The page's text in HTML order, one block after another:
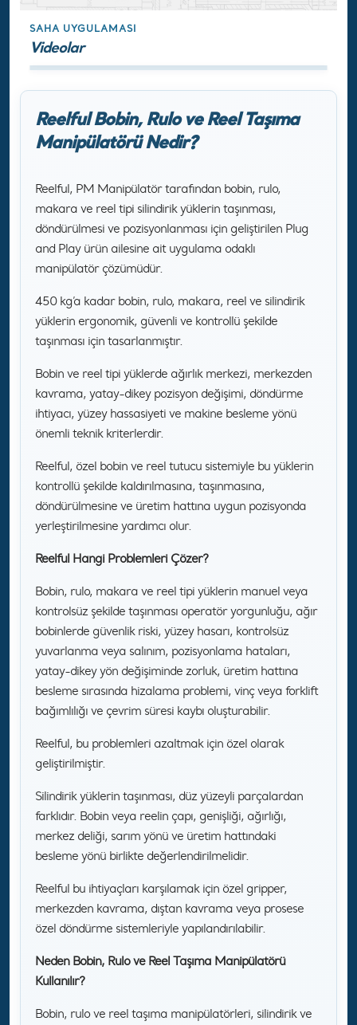
Reelful Bobin, Rulo ve Reel Taşıma
Manipülatörü Nedir?
Reelful, PM Manipülatör tarafından bobin, rulo,
makara ve reel tipi silindirik yüklerin taşınması,
döndürülmesi ve pozisyonlanması için geliştirilen Plug
and Play ürün ailesine ait uygulama odaklı
manipülatör çözümüdür.
450 kg’a kadar bobin, rulo, makara, reel ve silindirik
yüklerin ergonomik, güvenli ve kontrollü şekilde
taşınması için tasarlanmıştır.
Bobin ve reel tipi yüklerde ağırlık merkezi, merkezden
kavrama, yatay-dikey pozisyon değişimi, döndürme
ihtiyacı, yüzey hassasiyeti ve makine besleme yönü
önemli teknik kriterlerdir.
Reelful, özel bobin ve reel tutucu sistemiyle bu yüklerin
kontrollü şekilde kaldırılmasına, taşınmasına,
döndürülmesine ve üretim hattına uygun pozisyonda
yerleştirilmesine yardımcı olur.
Reelful Hangi Problemleri Çözer?
Bobin, rulo, makara ve reel tipi yüklerin manuel veya
kontrolsüz şekilde taşınması operatör yorgunluğu, ağır
bobinlerde güvenlik riski, yüzey hasarı, kontrolsüz
yuvarlanma veya salınım, pozisyonlama hataları,
yatay-dikey yön değişiminde zorluk, üretim hattına
besleme sırasında hizalama problemi, vinç veya forklift
bağımlılığı ve çevrim süresi kaybı oluşturabilir.
Reelful, bu problemleri azaltmak için özel olarak
geliştirilmiştir.
Silindirik yüklerin taşınması, düz yüzeyli parçalardan
farklıdır. Bobin veya reelin çapı, genişliği, ağırlığı,
merkez deliği, sarım yönü ve üretim hattındaki
besleme yönü birlikte değerlendirilmelidir.
Reelful bu ihtiyaçları karşılamak için özel gripper,
merkezden kavrama, dıştan kavrama veya prosese
özel döndürme sistemleriyle yapılandırılabilir.
Neden Bobin, Rulo ve Reel Taşıma Manipülatörü
Kullanılır?
Bobin, rulo ve reel taşıma manipülatörleri, silindirik ve
SAHA UYGULAMASI
Videolar